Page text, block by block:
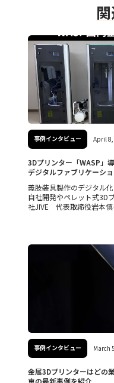
事例インタビュー April
3Dプリンター「WASP」
デジタルファブリケーシ
義肢装具製作のデジタル
自社開発やペレット式3D
社JIVE 代表取締役岩本
事例インタビュー March
金属3Dプリンターはどの
車の最新事例を紹介